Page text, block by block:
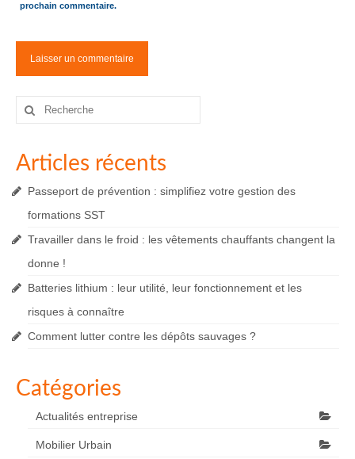
prochain commentaire.
Rechercher
Articles récents
Passeport de prévention : simplifiez votre gestion des
formations SST
Travailler dans le froid : les vêtements chauffants changent la
donne !
Batteries lithium : leur utilité, leur fonctionnement et les
risques à connaître
Comment lutter contre les dépôts sauvages ?
Catégories
Actualités entreprise
Mobilier Urbain